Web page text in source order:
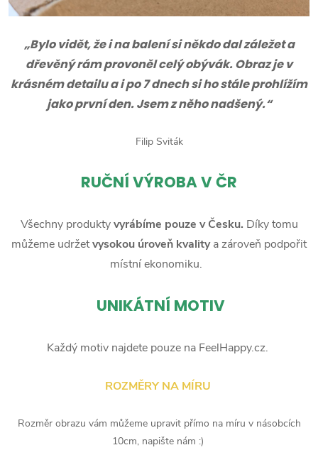
„Bylo vidět, že i na balení si někdo dal záležet a
dřevěný rám provoněl celý obývák. Obraz je v
krásném detailu a i po 7 dnech si ho stále prohlížím
jako první den. Jsem z něho nadšený.“
Filip Sviták
RUČNÍ VÝROBA V ČR
Všechny produktyvyrábíme pouze v Česku. Díky tomu
můžeme udržetvysokou úroveň kvalitya zároveň podpořit
místní ekonomiku.
UNIKÁTNÍ MOTIV
Každý motiv najdete pouze na FeelHappy.cz.
ROZMĚRY NA MÍRU
Rozměr obrazu vám můžeme upravit přímo na míru v násobcích
10cm, napište nám :)